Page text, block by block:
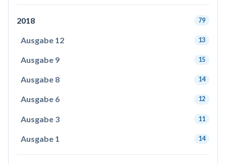
2018 79
Ausgabe 12 13
Ausgabe 9 15
Ausgabe 8 14
Ausgabe 6 12
Ausgabe 3 11
Ausgabe 1 14